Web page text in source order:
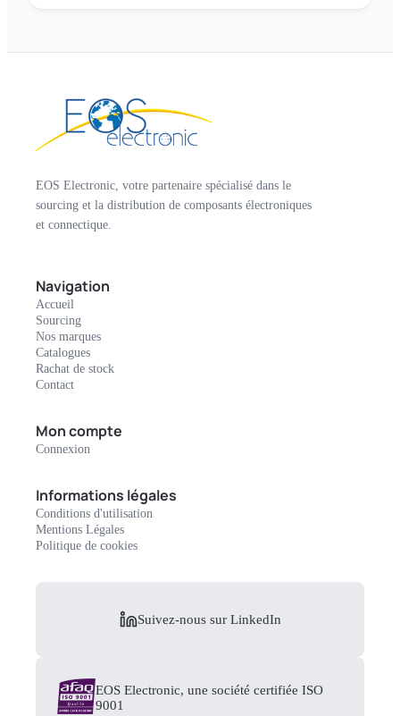
EOS Electronic, votre partenaire spécialisé dans le
sourcing et la distribution de composants électroniques
et connectique.
Navigation
Accueil
Sourcing
Nos marques
Catalogues
Rachat de stock
Contact
Mon compte
Connexion
Informations légales
Conditions d'utilisation
Mentions Légales
Politique de cookies
Suivez-nous sur LinkedIn
EOS Electronic, une société certifiée ISO
9001